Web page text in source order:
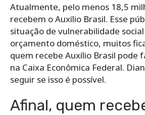
Atualmente, pelo menos 18,5
recebem o Auxílio Brasil. Esse
situação de vulnerabilidade
orçamento doméstico, muitos
quem recebe Auxílio Brasil pode
na Caixa Econômica Federal.
seguir se isso é possível.
Afinal, quem